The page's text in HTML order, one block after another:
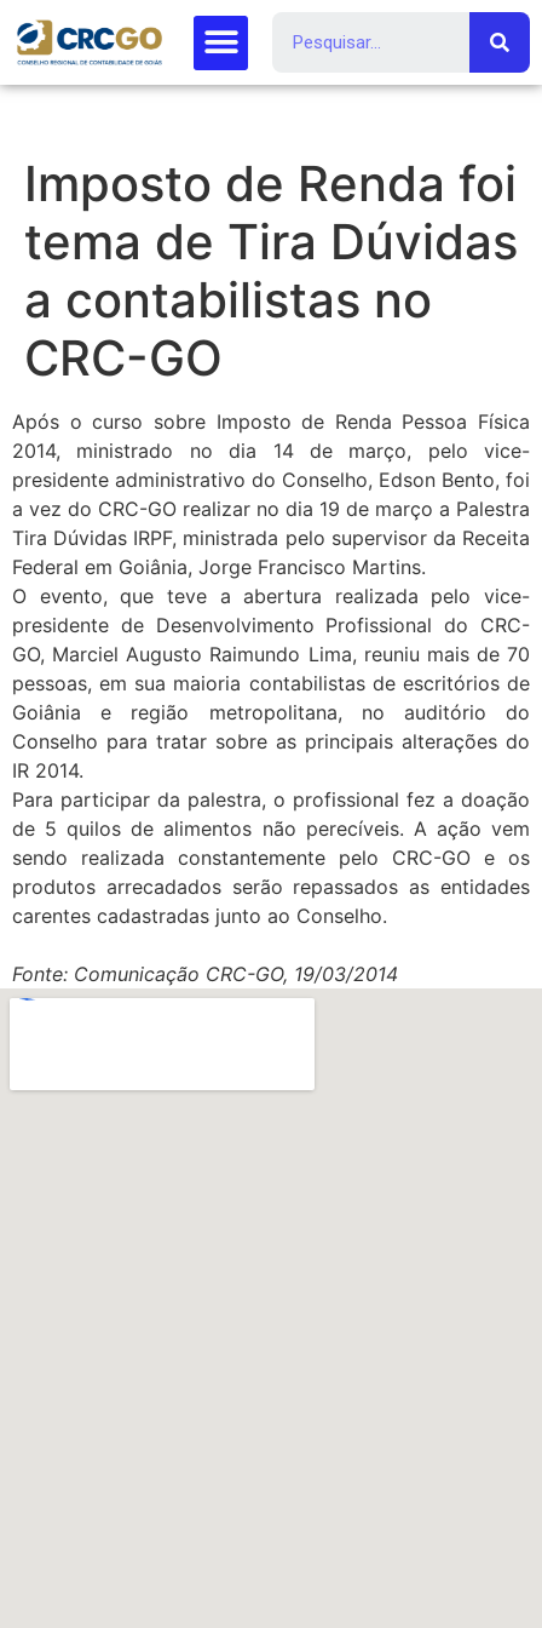
Imposto de Renda foi
tema de Tira Dúvidas
a contabilistas no
CRC-GO
Após o curso sobre Imposto de Renda Pessoa Física
2014, ministrado no dia 14 de março, pelo vice-
presidente administrativo do Conselho, Edson Bento, foi
a vez do CRC-GO realizar no dia 19 de março a Palestra
Tira Dúvidas IRPF, ministrada pelo supervisor da Receita
Federal em Goiânia, Jorge Francisco Martins.
O evento, que teve a abertura realizada pelo vice-
presidente de Desenvolvimento Profissional do CRC-
GO, Marciel Augusto Raimundo Lima, reuniu mais de 70
pessoas, em sua maioria contabilistas de escritórios de
Goiânia e região metropolitana, no auditório do
Conselho para tratar sobre as principais alterações do
IR 2014.
Para participar da palestra, o profissional fez a doação
de 5 quilos de alimentos não perecíveis. A ação vem
sendo realizada constantemente pelo CRC-GO e os
produtos arrecadados serão repassados as entidades
carentes cadastradas junto ao Conselho.
Fonte: Comunicação CRC-GO, 19/03/2014